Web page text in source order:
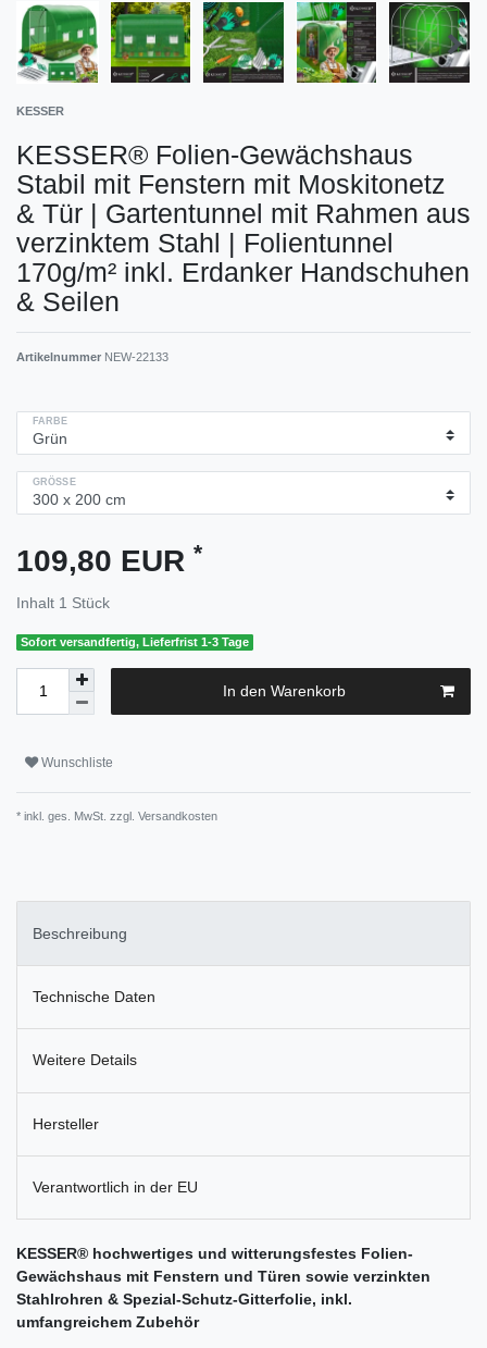
KESSER
KESSER® Folien-Gewächshaus
Stabil mit Fenstern mit Moskitonetz
& Tür | Gartentunnel mit Rahmen aus
verzinktem Stahl | Folientunnel
170g/m² inkl. Erdanker Handschuhen
& Seilen
Artikelnummer NEW-22133
FARBE
GRÖSSE
109,80 EUR *
Inhalt 1 Stück
Sofort versandfertig, Lieferfrist 1-3 Tage
In den Warenkorb
Wunschliste
* inkl. ges. MwSt. zzgl. Versandkosten
Beschreibung
Technische Daten
Weitere Details
Hersteller
Verantwortlich in der EU
KESSER® hochwertiges und witterungsfestes Folien-
Gewächshaus mit Fenstern und Türen sowie verzinkten
Stahlrohren & Spezial-Schutz-Gitterfolie, inkl.
umfangreichem Zubehör